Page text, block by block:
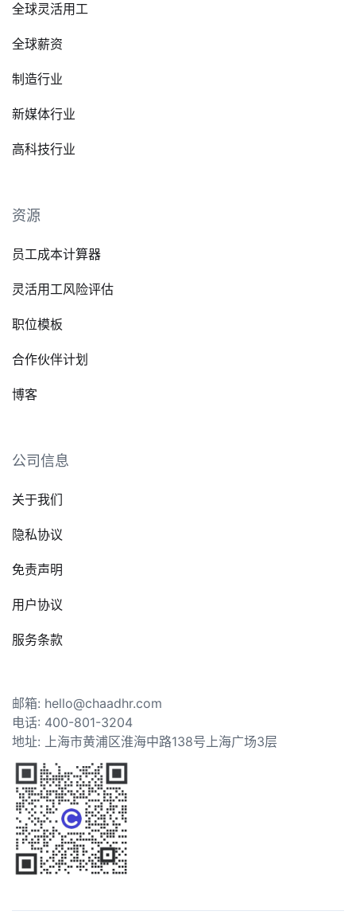
全球灵活用工
全球薪资
制造行业
新媒体行业
高科技行业
资源
员工成本计算器
灵活用工风险评估
职位模板
合作伙伴计划
博客
公司信息
关于我们
隐私协议
免责声明
用户协议
服务条款
邮箱: hello@chaadhr.com
电话: 400-801-3204
地址: 上海市黄浦区淮海中路138号上海广场3层